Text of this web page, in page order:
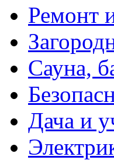
Ремонт
Сауна,
Дача и